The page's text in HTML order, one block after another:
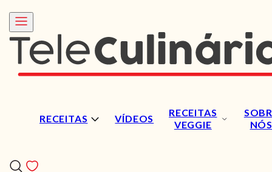
RECEITAS VÍDEOS
RECEITAS
VEGGIE
NÓS